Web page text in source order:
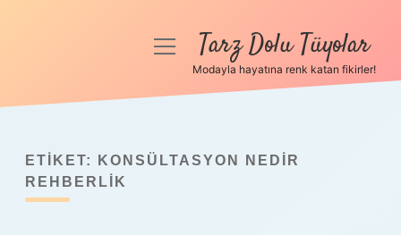
Anasayfa
Yasal Uyarı
menüyüTarz Dolu Tüyolar
Modayla hayatına renk katan fikirler!
ETIKET:
KONSÜLTASYON NEDIR
REHBERLIK